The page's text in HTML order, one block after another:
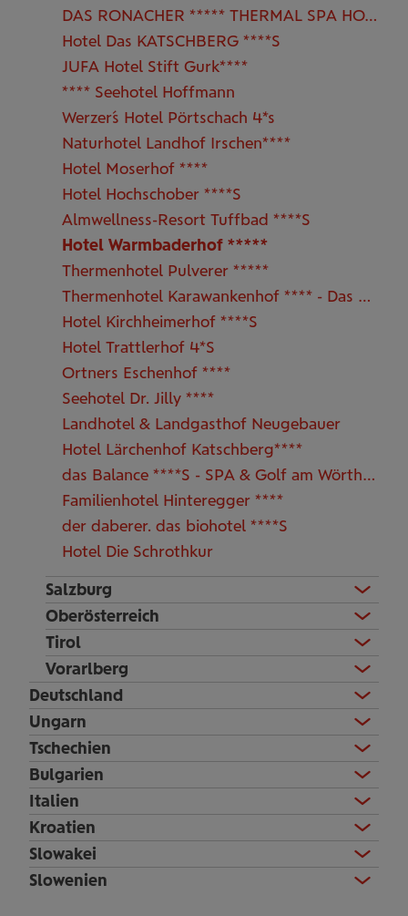
DAS RONACHER ***** THERMAL SPA HOTEL
Hotel Das KATSCHBERG ****S
JUFA Hotel Stift Gurk****
**** Seehotel Hoffmann
Werzer´s Hotel Pörtschach 4*s
Naturhotel Landhof Irschen****
Hotel Moserhof ****
Hotel Hochschober ****S
Almwellness-Resort Tuffbad ****S
Hotel Warmbaderhof *****
Thermenhotel Pulverer *****
Thermenhotel Karawankenhof **** - Das Hotel der KärntenTherme
Hotel Kirchheimerhof ****S
Hotel Trattlerhof 4*S
Ortners Eschenhof ****
Seehotel Dr. Jilly ****
Landhotel & Landgasthof Neugebauer
Hotel Lärchenhof Katschberg****
das Balance ****S - SPA & Golf am Wörthersee
Familienhotel Hinteregger ****
der daberer. das biohotel ****S
Hotel Die Schrothkur
Salzburg
Oberösterreich
Tirol
Vorarlberg
Deutschland
Ungarn
Tschechien
Bulgarien
Italien
Kroatien
Slowakei
Slowenien